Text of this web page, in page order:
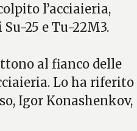
l’acciaieria,
25 e Tu-22M3.
al fianco delle
Lo ha riferito
Igor Konashenkov,